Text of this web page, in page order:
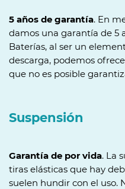
5 años de garantía. En
damos una garantía de 5
Baterías, al ser un
descarga, podemos
que no es posible
Suspensión
Garantía de por vida. La
tiras elásticas que hay
suelen hundir con el uso.